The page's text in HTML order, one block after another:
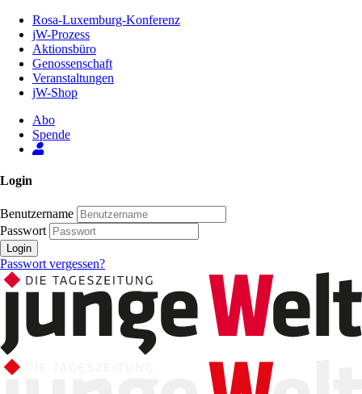
Inhalt
Seite
Rosa-Luxemburg-Konferenz
jW-Prozess
Aktionsbüro
Genossenschaft
Veranstaltungen
jW-Shop
Abo
Spende
Login
Benutzername
Passwort
Login
Passwort vergessen?